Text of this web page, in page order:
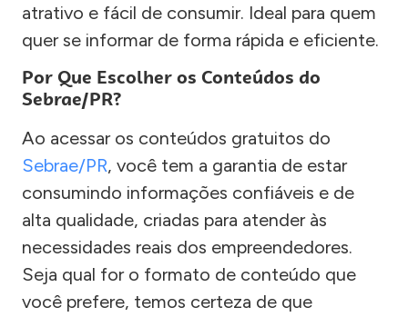
atrativo e fácil de consumir. Ideal para quem
quer se informar de forma rápida e eficiente.
Por Que Escolher os Conteúdos do
Sebrae/PR?
Ao acessar os conteúdos gratuitos do
Sebrae/PR, você tem a garantia de estar
consumindo informações confiáveis e de
alta qualidade, criadas para atender às
necessidades reais dos empreendedores.
Seja qual for o formato de conteúdo que
você prefere, temos certeza de que